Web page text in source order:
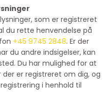
som er registreret
du rette henvendelse på
+45 9745 2848. Er der
du andre indsigelser, kan
Du har mulighed for at
er registreret om dig, og
i henhold til